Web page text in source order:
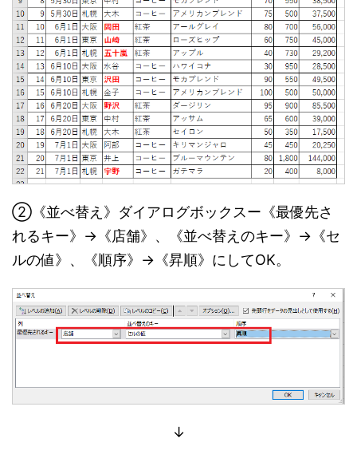
②《並べ替え》ダイアログボックスー《最優先さ
れるキー》→《店舗》、《並べ替えのキー》→《セ
ルの値》、《順序》→《昇順》にしてOK。
↓